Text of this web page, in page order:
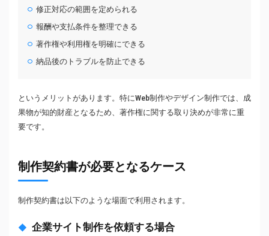
修正対応の範囲を定められる
報酬や支払条件を整理できる
著作権や利用権を明確にできる
納品後のトラブルを防止できる
というメリットがあります。特にWeb制作やデザイン制作では、成
果物が知的財産となるため、著作権に関する取り決めが非常に重
要です。
制作契約書が必要となるケース
制作契約書は以下のような場面で利用されます。
企業サイト制作を依頼する場合